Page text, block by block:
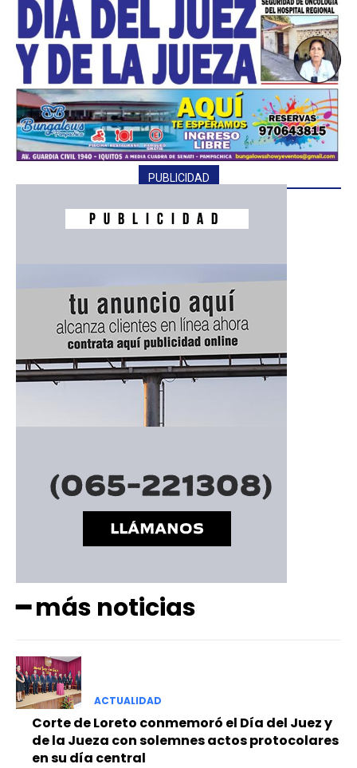
━ Planes
PUBLICIDAD
━ más noticias
ACTUALIDAD
Corte de Loreto conmemoró el Día del Juez y
de la Jueza con solemnes actos protocolares
en su día central